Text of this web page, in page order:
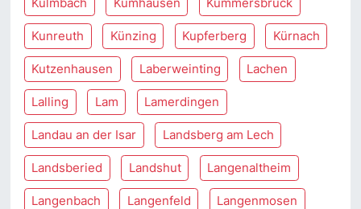
Kulmbach Kumhausen Kümmersbruck
Kunreuth Künzing Kupferberg Kürnach
Kutzenhausen Laberweinting Lachen
Lalling Lam Lamerdingen
Landau an der Isar Landsberg am Lech
Landsberied Landshut Langenaltheim
Langenbach Langenfeld Langenmosen